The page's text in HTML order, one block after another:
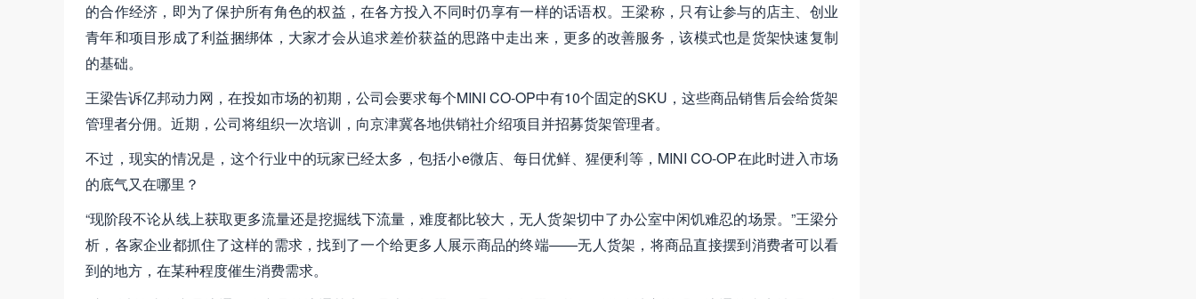
的合作经济，即为了保护所有角色的权益，在各方投入不同时仍享有一样的话语权。王梁称，只有让参与的店主、创业
青年和项目形成了利益捆绑体，大家才会从追求差价获益的思路中走出来，更多的改善服务，该模式也是货架快速复制
的基础。
王梁告诉亿邦动力网，在投如市场的初期，公司会要求每个MINI CO-OP中有10个固定的SKU，这些商品销售后会给货架
管理者分佣。近期，公司将组织一次培训，向京津冀各地供销社介绍项目并招募货架管理者。
不过，现实的情况是，这个行业中的玩家已经太多，包括小e微店、每日优鲜、猩便利等，MINI CO-OP在此时进入市场
的底气又在哪里？
“现阶段不论从线上获取更多流量还是挖掘线下流量，难度都比较大，无人货架切中了办公室中闲饥难忍的场景。”王梁分
析，各家企业都抓住了这样的需求，找到了一个给更多人展示商品的终端——无人货架，将商品直接摆到消费者可以看
到的地方，在某种程度催生消费需求。